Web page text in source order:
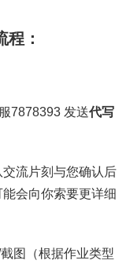
：
7878393 发送代写
流片刻与您确认后
会向你索要更详细
图（根据作业类型